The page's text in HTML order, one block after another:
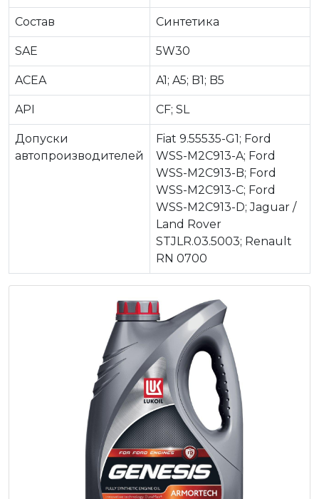
Состав Синтетика
SAE 5W30
ACEA A1; A5; B1; B5
API CF; SL
Допуски
автопроизводителей
Fiat 9.55535-G1; Ford
WSS-M2C913-A; Ford
WSS-M2C913-B; Ford
WSS-M2C913-C; Ford
WSS-M2C913-D; Jaguar /
Land Rover
STJLR.03.5003; Renault
RN 0700